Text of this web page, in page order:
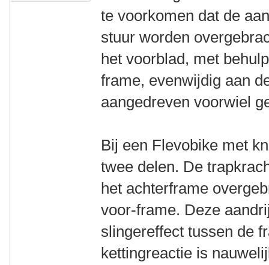
te voorkomen dat de
stuur worden
het voorblad, met
frame, evenwijdig aan
aangedreven voorwiel
Bij een Flevobike met
twee delen. De
het achterframe
voor-frame. Deze
slingereffect tussen de
kettingreactie is